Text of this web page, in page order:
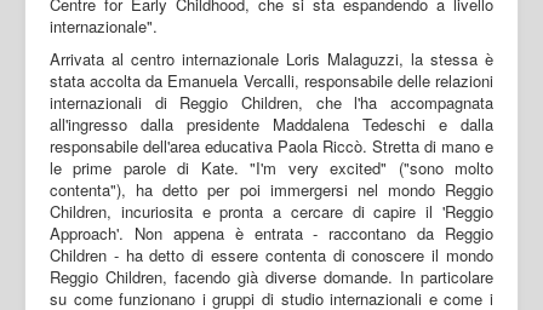
Centre for Early Childhood, che si sta espandendo a livello
internazionale".
Arrivata al centro internazionale Loris Malaguzzi, la stessa è
stata accolta da Emanuela Vercalli, responsabile delle relazioni
internazionali di Reggio Children, che l'ha accompagnata
all'ingresso dalla presidente Maddalena Tedeschi e dalla
responsabile dell'area educativa Paola Riccò. Stretta di mano e
le prime parole di Kate. "I'm very excited" ("sono molto
contenta"), ha detto per poi immergersi nel mondo Reggio
Children, incuriosita e pronta a cercare di capire il 'Reggio
Approach'. Non appena è entrata - raccontano da Reggio
Children - ha detto di essere contenta di conoscere il mondo
Reggio Children, facendo già diverse domande. In particolare
su come funzionano i gruppi di studio internazionali e come i